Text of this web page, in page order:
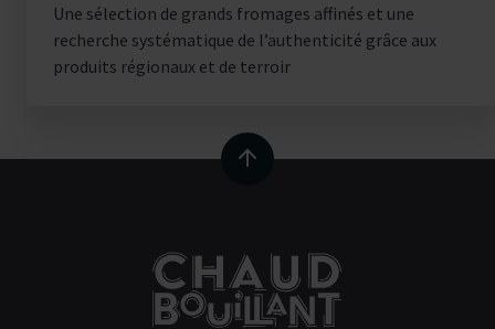
Une sélection de grands fromages affinés et une
recherche systématique de l’authenticité grâce aux
produits régionaux et de terroir